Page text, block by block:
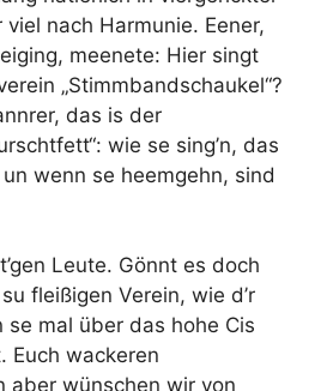
nach Harmunie. Eener,
meenete: Hier singt
„Stimmbandschaukel“?
das is der
wie se sing’n, das
wenn se heemgehn, sind
Leute. Gönnt es doch
fleißigen Verein, wie d’r
se mal über das hohe Cis
Euch wackeren
aber wünschen wir von